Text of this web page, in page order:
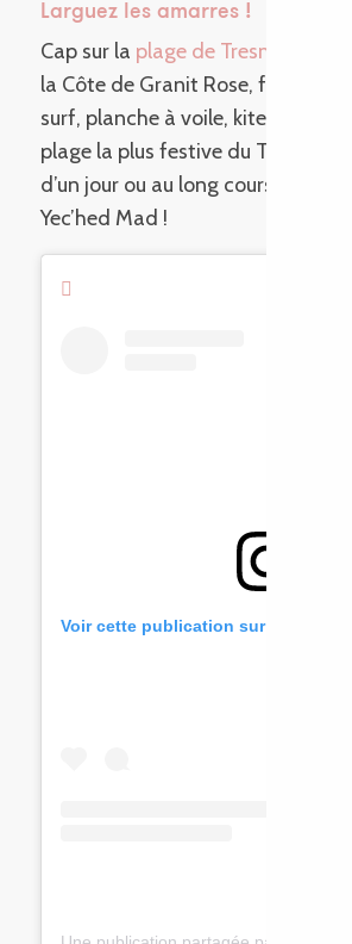
Larguez les amarres !
Cap sur la plage de Tresmeur
la Côte de Granit Rose, faites ce
surf, planche à voile, kitesurf…
plage la plus festive du Trégor !
d’un jour ou au long cours :
Yec’hed Mad !
Voir cette publication sur Instagram